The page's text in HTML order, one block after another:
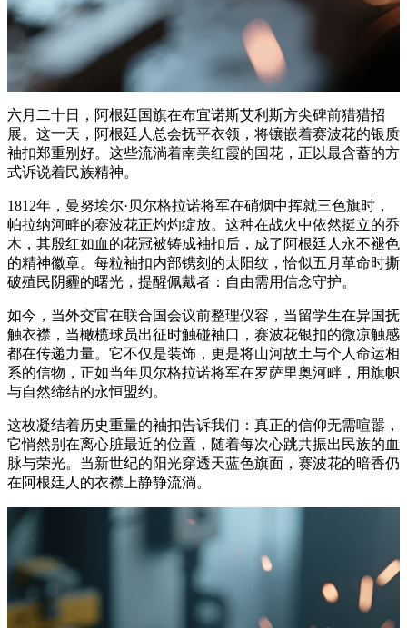
六月二十日，阿根廷国旗在布宜诺斯艾利斯方尖碑前猎猎招
展。这一天，阿根廷人总会抚平衣领，将镶嵌着赛波花的银质
袖扣郑重别好。这些流淌着南美红霞的国花，正以最含蓄的方
式诉说着民族精神。
1812年，曼努埃尔·贝尔格拉诺将军在硝烟中挥就三色旗时，
帕拉纳河畔的赛波花正灼灼绽放。这种在战火中依然挺立的乔
木，其殷红如血的花冠被铸成袖扣后，成了阿根廷人永不褪色
的精神徽章。每粒袖扣内部镌刻的太阳纹，恰似五月革命时撕
破殖民阴霾的曙光，提醒佩戴者：自由需用信念守护。
如今，当外交官在联合国会议前整理仪容，当留学生在异国抚
触衣襟，当橄榄球员出征时触碰袖口，赛波花银扣的微凉触感
都在传递力量。它不仅是装饰，更是将山河故土与个人命运相
系的信物，正如当年贝尔格拉诺将军在罗萨里奥河畔，用旗帜
与自然缔结的永恒盟约。
这枚凝结着历史重量的袖扣告诉我们：真正的信仰无需喧嚣，
它悄然别在离心脏最近的位置，随着每次心跳共振出民族的血
脉与荣光。当新世纪的阳光穿透天蓝色旗面，赛波花的暗香仍
在阿根廷人的衣襟上静静流淌。